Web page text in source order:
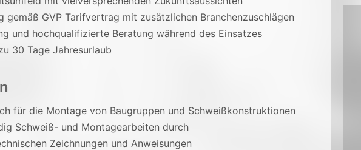
gemäß GVP Tarifvertrag mit zusätzlichen Branchenzuschlägen
und hochqualifizierte Beratung während des Einsatzes
30 Tage Jahresurlaub
für die Montage von Baugruppen und Schweißkonstruktionen
Schweiß- und Montagearbeiten durch
Zeichnungen und Anweisungen